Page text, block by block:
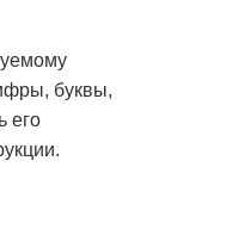
буквы,
его